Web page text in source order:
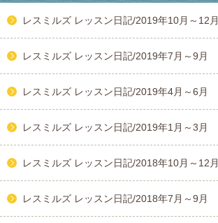
レスミルズ レッスン日記/2019年10月～12月
レスミルズ レッスン日記/2019年7月～9月
レスミルズ レッスン日記/2019年4月～6月
レスミルズ レッスン日記/2019年1月～3月
レスミルズ レッスン日記/2018年10月～12月
レスミルズ レッスン日記/2018年7月～9月